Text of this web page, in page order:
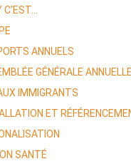
ANNUELS
GÉNÉRALE ANNUELLE
IMMIGRANTS
ET
SANTÉ